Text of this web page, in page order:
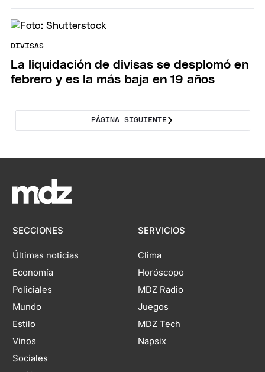
DIVISAS
La liquidación de divisas se desplomó en
febrero y es la más baja en 19 años
PÁGINA SIGUIENTE
SECCIONES
Últimas noticias
Economía
Policiales
Mundo
Estilo
Vinos
Sociales
SERVICIOS
Clima
Horóscopo
MDZ Radio
Juegos
MDZ Tech
Napsix